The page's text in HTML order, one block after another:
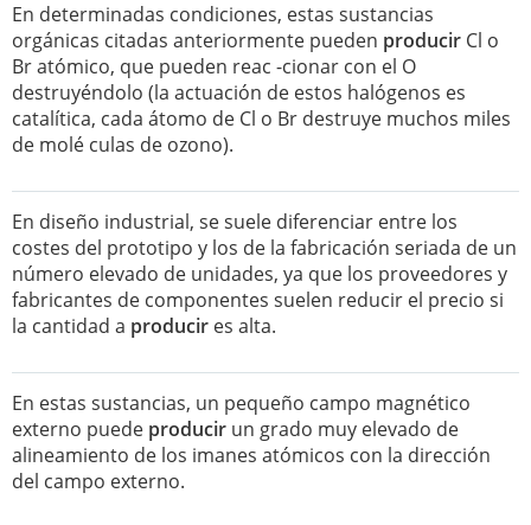
En determinadas condiciones, estas sustancias
orgánicas citadas anteriormente pueden producir Cl o
Br atómico, que pueden reac -cionar con el O
destruyéndolo (la actuación de estos halógenos es
catalítica, cada átomo de Cl o Br destruye muchos miles
de molé culas de ozono).
En diseño industrial, se suele diferenciar entre los
costes del prototipo y los de la fabricación seriada de un
número elevado de unidades, ya que los proveedores y
fabricantes de componentes suelen reducir el precio si
la cantidad a producir es alta.
En estas sustancias, un pequeño campo magnético
externo puede producir un grado muy elevado de
alineamiento de los imanes atómicos con la dirección
del campo externo.